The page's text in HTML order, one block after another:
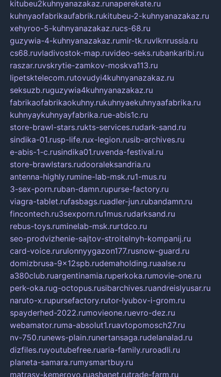
kitubeu2kuhnyanazakaz.runaperekate.ru
kuhnyaofabrikaufabrik.rukitubeu-2-kuhnyanazakaz.ru
xehyroo-5-kuhnyanazakaz.rucs-68.ru
guzywia-4-kuhnyanazakaz.rumir-tk.ruvlknrussia.ru
cs68.ruvladivostok-map.ruvideo-seks.rubankaribi.ru
raszar.ruvskrytie-zamkov-moskva113.ru
lipetsktelecom.rutovudyi4kuhnyanazakaz.ru
seksuzb.ruguzywia4kuhnyanazakaz.ru
fabrikaofabrikaokuhny.rukuhnyaekuhnyaafabrika.ru
kuhnyaykuhnyayfabrika.rue-abis1c.ru
store-brawl-stars.rukts-services.rudark-sand.ru
sindika-01.rusp-life.rux-legion.rusib-archives.ru
e-abis-1-c.rusindika01.ruvenda-festival.ru
store-brawlstars.rudooraleksandria.ru
antenna-highly.rumine-lab-msk.ru1-mus.ru
3-sex-porn.ruban-damn.rupurse-factory.ru
viagra-tablet.rufasbags.ruadler-jun.rubandamn.ru
fincontech.ru3sexporn.ru1mus.rudarksand.ru
rebus-toys.ruminelab-msk.rurtdco.ru
seo-prodvizhenie-sajtov-stroitelnyh-kompanij.ru
card-voice.rurulonnyygazon177.rusnow-guard.ru
domizbrusa-9x12spb.rudemaholding.ruaalse.ru
a380club.ruargentinamia.ruperkoka.rumovie-one.ru
perk-oka.rug-octopus.rusibarchives.ruandreislyusar.ru
naruto-x.rupursefactory.rutor-lyubov-i-grom.ru
spayderhed-2022.rumovieone.ruevro-dez.ru
webamator.ruma-absolut1.ruavtopomosch27.ru
nv-750.runews-plain.runertansaga.rudelanalad.ru
dizfiles.ruyoutubefree.ruaria-family.ruroadli.ru
planeta-samara.rumysmartbuy.ru
matrasy-kemerovo.ruashanet.rutrade-farm.ru